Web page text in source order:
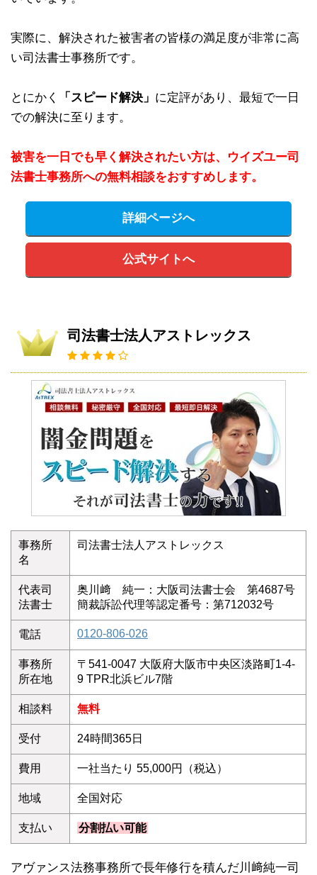
実際に、解決された被害者の皆様の満足度が非常に高
い司法書士事務所です。
とにかく 「スピード解決」 に定評があり、最短で一日
での解決に至ります。
被害を一日でも早く解決されたい方は、ウイズユー司
法書士事務所への無料相談をおすすめします。
詳細ページへ
公式サイトへ
司法書士法人アストレックス
事務所
名
司法書士法人アストレックス
代表司
法書士
奥川﨑 純一：大阪司法書士会 第4687号
簡裁訴訟代理等認定番号：第712032号
電話 0120-806-026
事務所
所在地
〒541-0047 大阪府大阪市中央区淡路町1-4-
9 TPR北浜ビル7階
相談料 無料
受付 24時間365日
費用 一社当たり 55,000円（税込）
地域 全国対応
支払い 分割払い可能
アヴァンス法務事務所で長年修行を積んだ川﨑純一司